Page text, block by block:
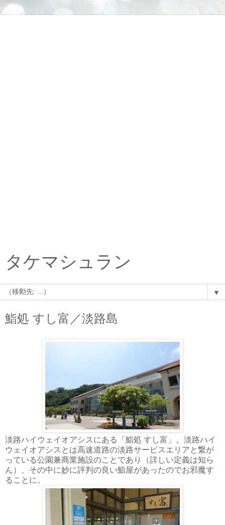
タケマシュラン
▼
鮨処 すし富／淡路島
淡路ハイウェイオアシスにある「鮨処 すし富」。淡路ハイ
ウェイオアシスとは高速道路の淡路サービスエリアと繋が
っている公園兼商業施設のことであり（詳しい定義は知ら
ん）、その中に妙に評判の良い鮨屋があったのでお邪魔す
ることに。